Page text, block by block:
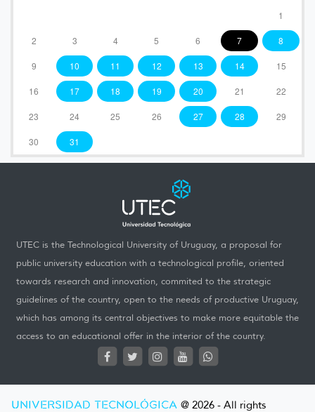
1
2 3 4 5 6 7 8
9 10 11 12 13 14 15
16 17 18 19 20 21 22
23 24 25 26 27 28 29
30 31
UTEC is the Technological University of Uruguay, a proposal for
public university education with a technological profile, oriented
towards research and innovation, commited to the strategic
guidelines of the country, open to the needs of productive Uruguay,
which has among its central objectives to make more equitable the
access to an educational offer in the interior of the country.
UNIVERSIDAD TECNOLÓGICA @ 2026 - All rights